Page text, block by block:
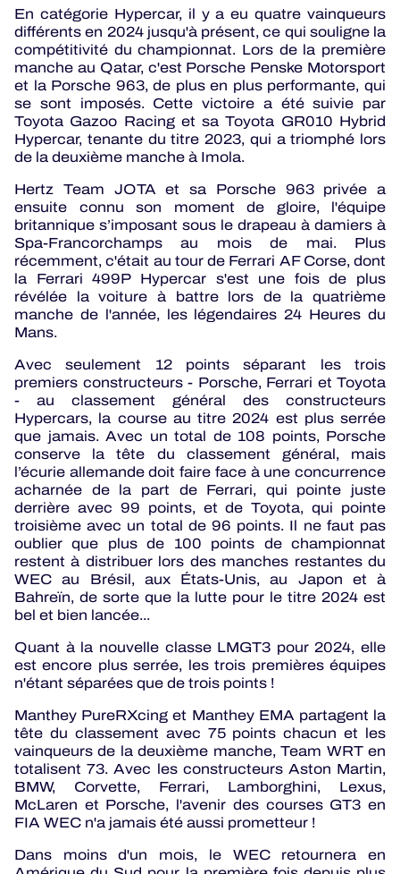
En catégorie Hypercar, il y a eu quatre vainqueurs
différents en 2024 jusqu'à présent, ce qui souligne la
compétitivité du championnat. Lors de la première
manche au Qatar, c'est Porsche Penske Motorsport
et la Porsche 963, de plus en plus performante, qui
se sont imposés. Cette victoire a été suivie par
Toyota Gazoo Racing et sa Toyota GR010 Hybrid
Hypercar, tenante du titre 2023, qui a triomphé lors
de la deuxième manche à Imola.
Hertz Team JOTA et sa Porsche 963 privée a
ensuite connu son moment de gloire, l'équipe
britannique s’imposant sous le drapeau à damiers à
Spa-Francorchamps au mois de mai. Plus
récemment, c'était au tour de Ferrari AF Corse, dont
la Ferrari 499P Hypercar s'est une fois de plus
révélée la voiture à battre lors de la quatrième
manche de l'année, les légendaires 24 Heures du
Mans.
Avec seulement 12 points séparant les trois
premiers constructeurs - Porsche, Ferrari et Toyota
- au classement général des constructeurs
Hypercars, la course au titre 2024 est plus serrée
que jamais. Avec un total de 108 points, Porsche
conserve la tête du classement général, mais
l’écurie allemande doit faire face à une concurrence
acharnée de la part de Ferrari, qui pointe juste
derrière avec 99 points, et de Toyota, qui pointe
troisième avec un total de 96 points. Il ne faut pas
oublier que plus de 100 points de championnat
restent à distribuer lors des manches restantes du
WEC au Brésil, aux États-Unis, au Japon et à
Bahreïn, de sorte que la lutte pour le titre 2024 est
bel et bien lancée...
Quant à la nouvelle classe LMGT3 pour 2024, elle
est encore plus serrée, les trois premières équipes
n'étant séparées que de trois points !
Manthey PureRXcing et Manthey EMA partagent la
tête du classement avec 75 points chacun et les
vainqueurs de la deuxième manche, Team WRT en
totalisent 73. Avec les constructeurs Aston Martin,
BMW, Corvette, Ferrari, Lamborghini, Lexus,
McLaren et Porsche, l'avenir des courses GT3 en
FIA WEC n'a jamais été aussi prometteur !
Dans moins d'un mois, le WEC retournera en